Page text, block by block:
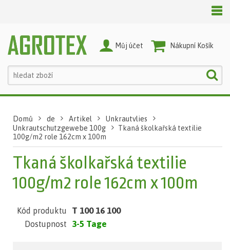
Nákupní Košík
Můj účet
Domů de Artikel
Unkrautvlies
Unkrautschutzgewebe 100g
Tkaná školkařská textilie
100g/m2 role 162cm x 100m
Tkaná školkařská textilie
100g/m2 role 162cm x 100m
Kód produktu T 100 16 100
Dostupnost 3-5 Tage